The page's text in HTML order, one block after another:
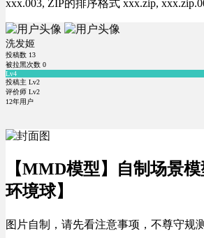
xxx.003, ZIP的排序格式 xxx.zip,
洗发姬
投稿数 13
被拉黑次数 0
Lv4
投稿主 Lv2
评价师 Lv2
12年用户
【MMD模型】自制场景
环境球】
图片自制，请先看注意事项，不尊守规